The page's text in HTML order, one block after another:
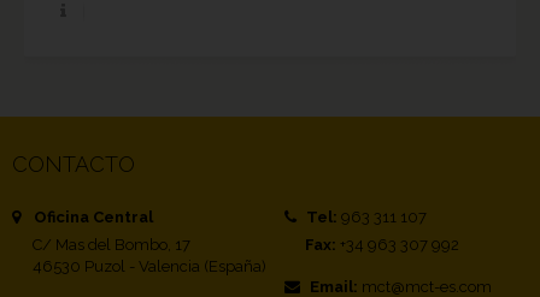
CONTACTO
Oficina Central
C/ Mas del Bombo, 17
46530 Puzol - Valencia (España)
Tel: 963 311 107
Fax: +34 963 307 992
Email: mct@mct-es.com